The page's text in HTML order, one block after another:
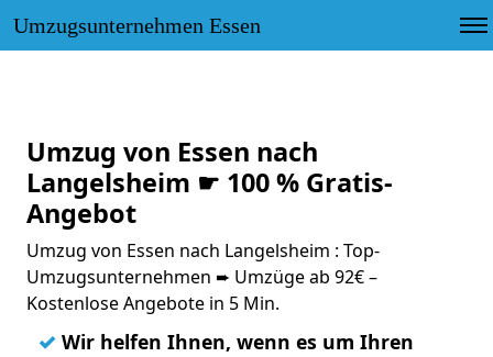
Umzugsunternehmen Essen
Umzug von Essen nach
Langelsheim ☛ 100 % Gratis-
Angebot
Umzug von Essen nach Langelsheim : Top-
Umzugsunternehmen ➨ Umzüge ab 92€ –
Kostenlose Angebote in 5 Min.
✓ Wir helfen Ihnen, wenn es um Ihren